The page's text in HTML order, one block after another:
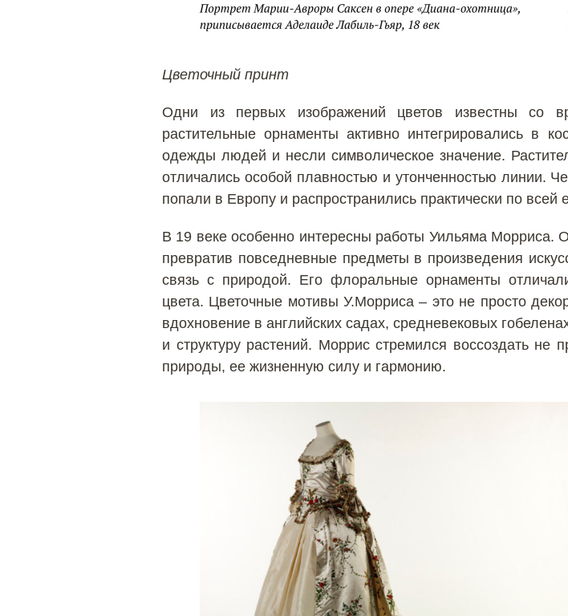
Цветочный принт
Одни из первых изображений цветов известны со
растительные орнаменты активно интегрировались в
одежды людей и несли символическое значение.
отличались особой плавностью и утонченностью линии.
попали в Европу и распространились практически по
В 19 веке особенно интересны работы Уильяма Морриса.
превратив повседневные предметы в произведения
связь с природой. Его флоральные орнаменты
цвета. Цветочные мотивы У.Морриса – это не просто
вдохновение в английских садах, средневековых
и структуру растений. Моррис стремился воссоздать не
природы, ее жизненную силу и гармонию.